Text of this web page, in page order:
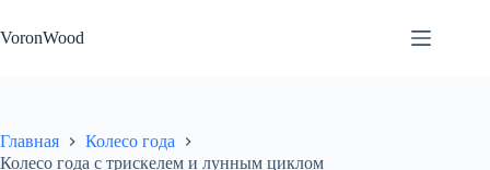
к
сути
VoronWood
Главная
Колесо года
Колесо года с трискелем и лунным циклом